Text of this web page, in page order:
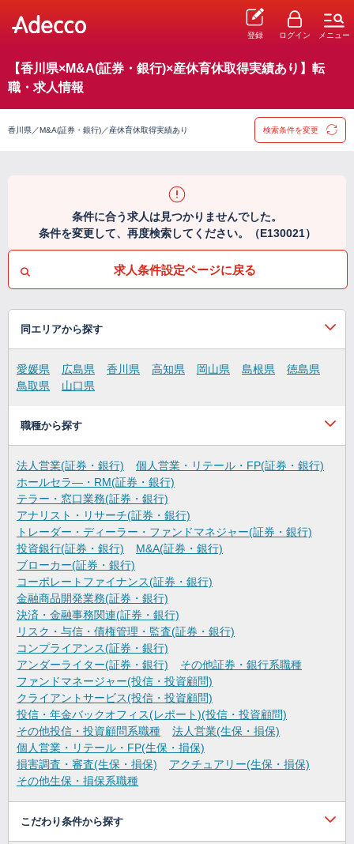
登録 ログイン メニュー
【香川県×M&A(証券・銀行)×産休育休取得実績あり】転
職・求人情報
香川県／M&A(証券・銀行)／産休育休取得実績あり 検索条件を変更
条件に合う求人は見つかりませんでした。
条件を変更して、再度検索してください。（E130021）
求人条件設定ページに戻る
同エリアから探す
愛媛県 広島県 香川県 高知県 岡山県 島根県
徳島県
鳥取県
山口県
職種から探す
法人営業(証券・銀行)
個人営業・リテール・FP(証券・銀行)
ホールセラ―・RM(証券・銀行)
テラー・窓口業務(証券・銀行)
アナリスト・リサーチ(証券・銀行)
トレーダー・ディーラー・ファンドマネジャー(証券・銀行)
投資銀行(証券・銀行)
M&A(証券・銀行)
ブローカー(証券・銀行)
コーポレートファイナンス(証券・銀行)
金融商品開発業務(証券・銀行)
決済・金融事務関連(証券・銀行)
リスク・与信・債権管理・監査(証券・銀行)
コンプライアンス(証券・銀行)
アンダーライター(証券・銀行)
その他証券・銀行系職種
ファンドマネージャー(投信・投資顧問)
クライアントサービス(投信・投資顧問)
投信・年金バックオフィス(レポート)(投信・投資顧問)
その他投信・投資顧問系職種
法人営業(生保・損保)
個人営業・リテール・FP(生保・損保)
損害調査・審査(生保・損保)
アクチュアリー(生保・損保)
その他生保・損保系職種
こだわり条件から探す